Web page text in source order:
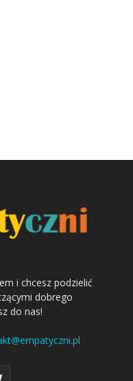
i chcesz podzielić
dobrego
do nas!